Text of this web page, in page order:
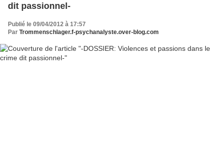
dit passionnel-
Publié le 09/04/2012 à 17:57
Par Trommenschlager.f-psychanalyste.over-blog.com